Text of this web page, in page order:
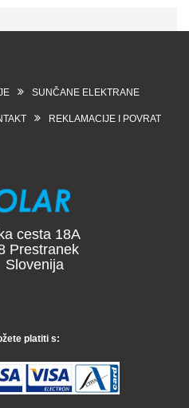
SUNČANE ELEKTRANE
REKLAMACIJE I POVRAT
18A
platiti s: